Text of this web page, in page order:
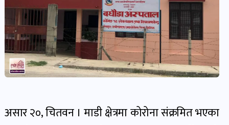
विकास-
निर्माण
खबर
पोष्ट
कृषि
असार २०, चितवन । माडी क्षेत्रमा कोरोना संक्रमित भएका